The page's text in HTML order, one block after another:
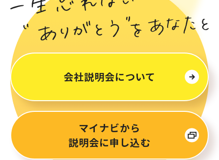
会社説明会について
マイナビから
説明会に申し込む